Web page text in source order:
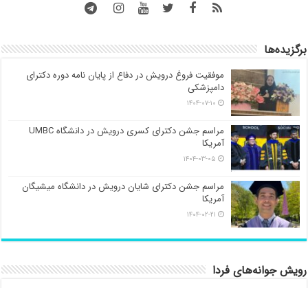
برگزیده‌ها
موفقیت فروغ درویش در دفاع از پایان نامه دوره دکترای
دامپزشکی
۱۴۰۴-۰۷-۱۰
مراسم جشن دکترای کسری درویش در دانشگاه UMBC
آمریکا
۱۴۰۴-۰۳-۰۵
مراسم جشن دکترای شایان درویش در دانشگاه میشیگان
آمریکا
۱۴۰۴-۰۲-۲۱
رویش جوانه‌های فردا